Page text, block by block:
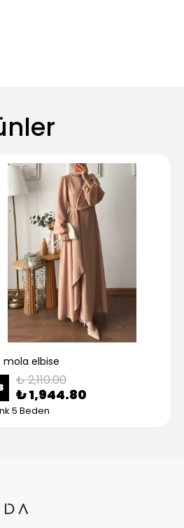
mola elbise
₺ 2,110.00
₺ 1,944.80
5 Beden